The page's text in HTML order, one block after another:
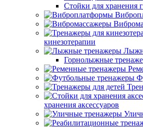
Стойки для хранения
кинезотерапии
Горнолыжные
хранения аксессуаров